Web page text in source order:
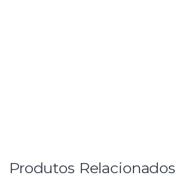
Produtos Relacionados